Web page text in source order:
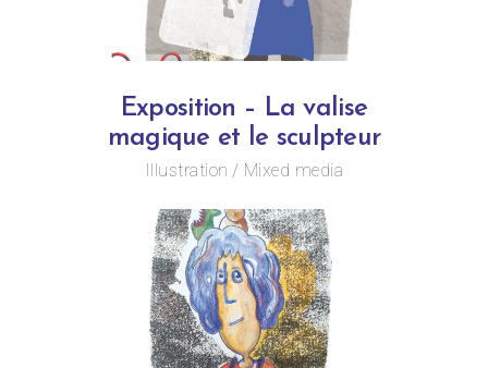
Exposition – La valise
magique et le sculpteur
Illustration Mixed media